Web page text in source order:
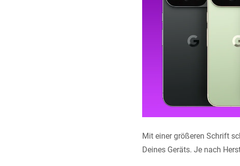
Mit einer größeren Schrift
Deines Geräts. Je nach